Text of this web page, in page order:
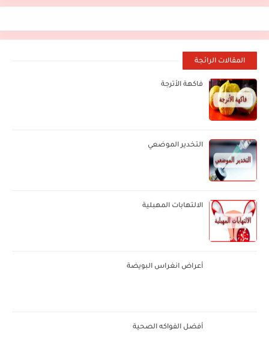
المقالات الرائجة
فاكهة الأترجة
التخدير الموضعي
الالتهابات المهبلية
أعراض انغراس البويضة
أفضل الفواكه الصحية